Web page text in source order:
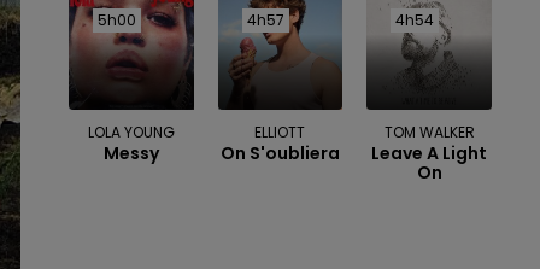
5h00
5h00
LOLA YOUNG
Messy
4h57
4h57
ELLIOTT
On S'oubliera
4h54
4h54
TOM WALKER
Leave A Light
On